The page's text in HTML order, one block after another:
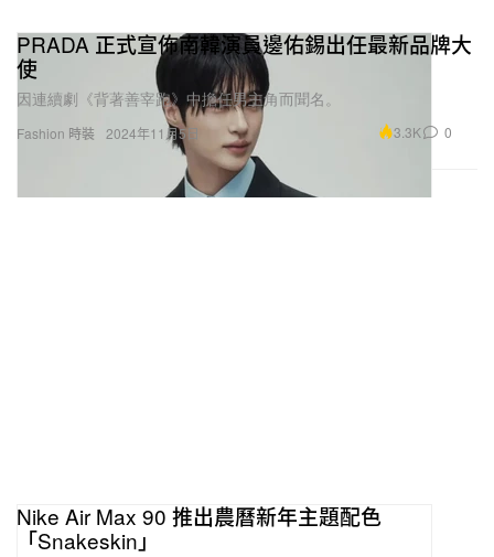
Fashion 時裝
PRADA 正式宣佈南韓演員邊佑錫出任最新品牌大
使
因連續劇《背著善宰跑》中擔任男主角而聞名。
2024年11月5日 3.3K 0
Nike Air Max 90 推出農曆新年主題配色
「Snakeskin」